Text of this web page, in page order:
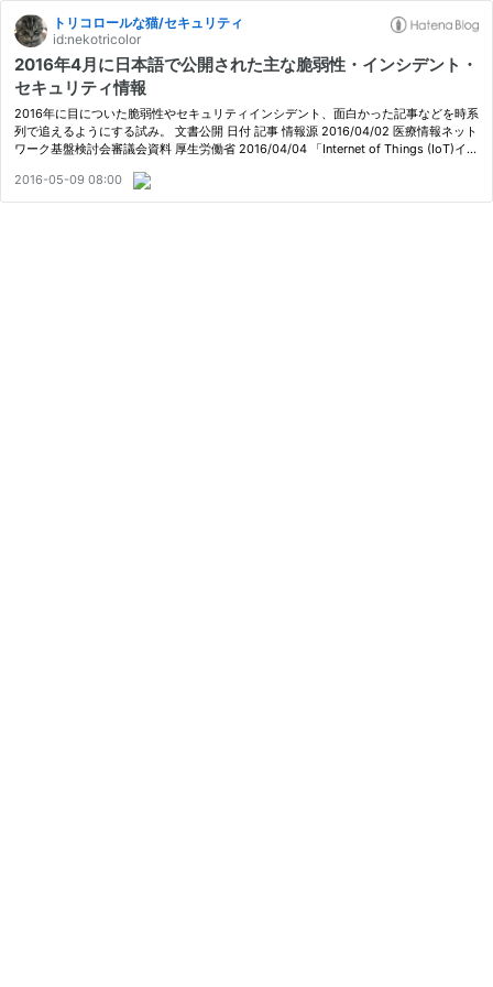
トリコロールな猫/セキュリティ
id:nekotricolor
2016年4月に日本語で公開された主な脆弱性・インシデント・
セキュリティ情報
2016年に目についた脆弱性やセキュリティインシデント、面白かった記事などを時系
列で追えるようにする試み。 文書公開 日付 記事 情報源 2016/04/02 医療情報ネット
ワーク基盤検討会審議会資料 厚生労働省 2016/04/04 「Internet of Things (IoT)イン
2016-05-09 08:00